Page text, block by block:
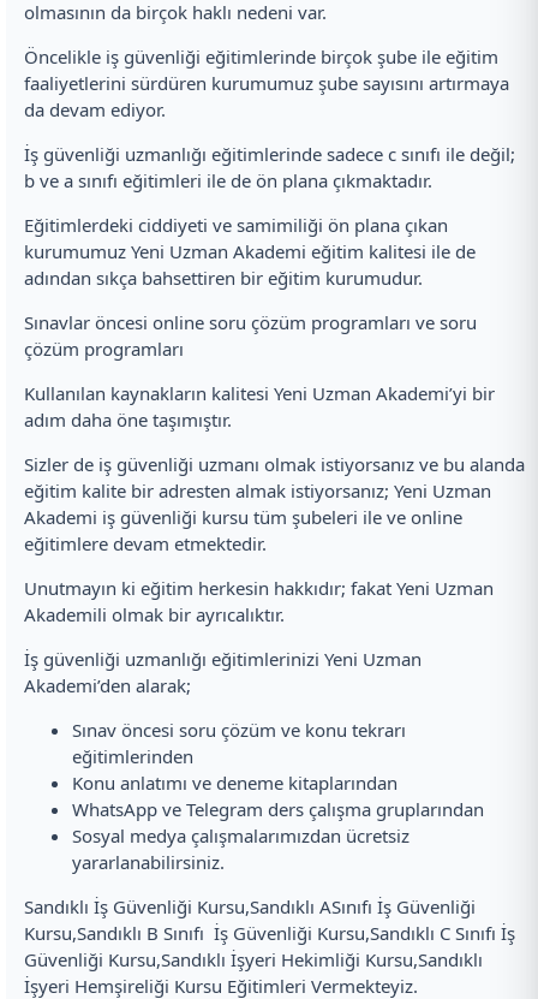
olmasının da birçok haklı nedeni var.
Öncelikle iş güvenliği eğitimlerinde birçok şube ile eğitim
faaliyetlerini sürdüren kurumumuz şube sayısını artırmaya
da devam ediyor.
İş güvenliği uzmanlığı eğitimlerinde sadece c sınıfı ile değil;
b ve a sınıfı eğitimleri ile de ön plana çıkmaktadır.
Eğitimlerdeki ciddiyeti ve samimiliği ön plana çıkan
kurumumuz Yeni Uzman Akademi eğitim kalitesi ile de
adından sıkça bahsettiren bir eğitim kurumudur.
Sınavlar öncesi online soru çözüm programları ve soru
çözüm programları
Kullanılan kaynakların kalitesi Yeni Uzman Akademi’yi bir
adım daha öne taşımıştır.
Sizler de iş güvenliği uzmanı olmak istiyorsanız ve bu alanda
eğitim kalite bir adresten almak istiyorsanız; Yeni Uzman
Akademi iş güvenliği kursu tüm şubeleri ile ve online
eğitimlere devam etmektedir.
Unutmayın ki eğitim herkesin hakkıdır; fakat Yeni Uzman
Akademili olmak bir ayrıcalıktır.
İş güvenliği uzmanlığı eğitimlerinizi Yeni Uzman
Akademi’den alarak;
Sınav öncesi soru çözüm ve konu tekrarı
eğitimlerinden
Konu anlatımı ve deneme kitaplarından
WhatsApp ve Telegram ders çalışma gruplarından
Sosyal medya çalışmalarımızdan ücretsiz
yararlanabilirsiniz.
Sandıklı İş Güvenliği Kursu,Sandıklı ASınıfı İş Güvenliği
Kursu,Sandıklı B Sınıfı İş Güvenliği Kursu,Sandıklı C Sınıfı İş
Güvenliği Kursu,Sandıklı İşyeri Hekimliği Kursu,Sandıklı
İşyeri Hemşireliği Kursu Eğitimleri Vermekteyiz.